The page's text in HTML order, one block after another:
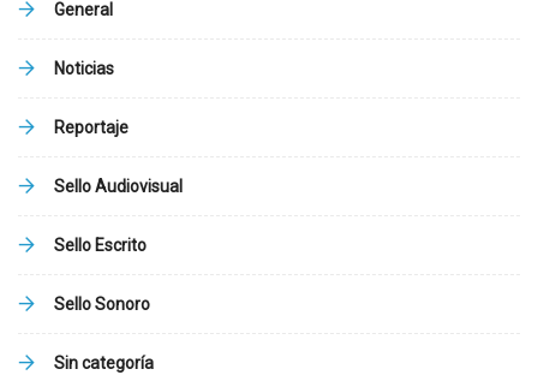
General
Noticias
Reportaje
Sello Audiovisual
Sello Escrito
Sello Sonoro
Sin categoría